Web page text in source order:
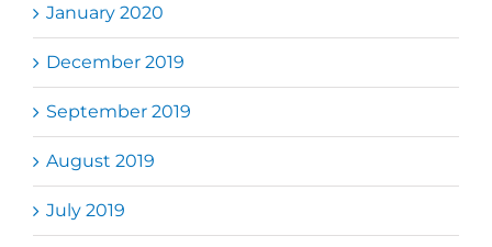
January 2020
December 2019
September 2019
August 2019
July 2019